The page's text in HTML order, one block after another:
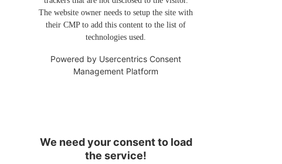
The website owner needs to setup the site with
their CMP to add this content to the list of
technologies used.
Powered by Usercentrics Consent
Management Platform
We need your consent to load
the service!